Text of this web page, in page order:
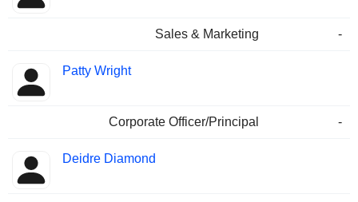
Sales & Marketing -
Patty Wright
Corporate Officer/Principal -
Deidre Diamond